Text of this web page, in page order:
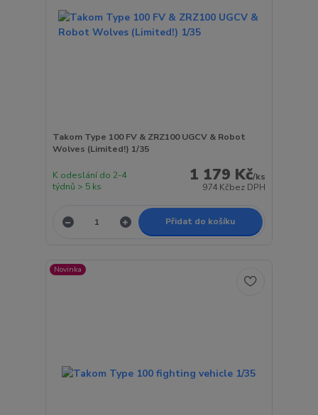
Takom Type 100 FV & ZRZ100 UGCV & Robot
Wolves (Limited!) 1/35
1 179 Kč/ks
974 Kčbez DPH
K odeslání do 2-4
týdnů > 5 ks
Přidat do košíku
Novinka